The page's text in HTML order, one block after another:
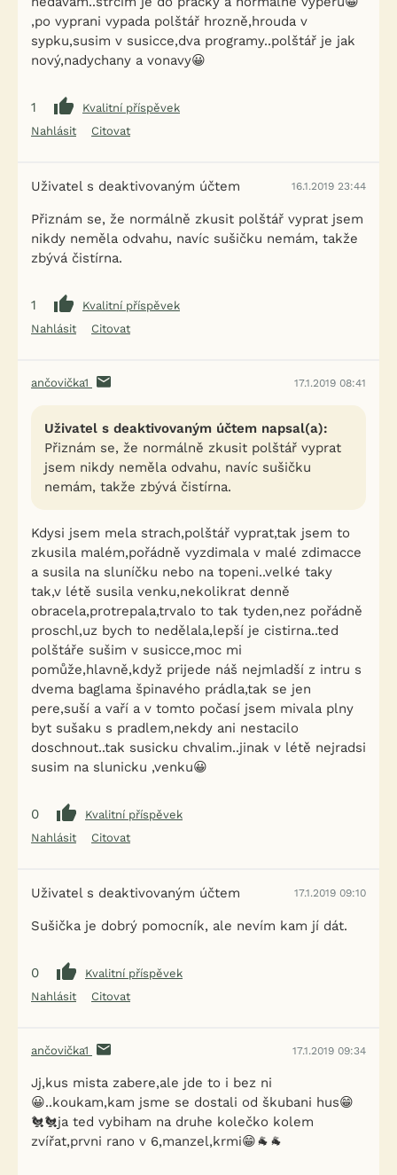
,po vyprani vypada polštář hrozně,hrouda v
sypku,susim v susicce,dva programy..polštář je jak
nový,nadychany a vonavy😀
1
Kvalitní příspěvek
Nahlásit
Citovat
Uživatel s deaktivovaným účtem 16.1.2019 23:44
Přiznám se, že normálně zkusit polštář vyprat jsem
nikdy neměla odvahu, navíc sušičku nemám, takže
zbývá čistírna.
1
Kvalitní příspěvek
Nahlásit
Citovat
ančovička1 17.1.2019 08:41
Uživatel s deaktivovaným účtem napsal(a):
Přiznám se, že normálně zkusit polštář vyprat
jsem nikdy neměla odvahu, navíc sušičku
nemám, takže zbývá čistírna.
Kdysi jsem mela strach,polštář vyprat,tak jsem to
zkusila malém,pořádně vyzdimala v malé zdimacce
a susila na sluníčku nebo na topeni..velké taky
tak,v létě susila venku,nekolikrat denně
obracela,protrepala,trvalo to tak tyden,nez pořádně
proschl,uz bych to nedělala,lepší je cistirna..ted
polštáře sušim v susicce,moc mi
pomůže,hlavně,když prijede náš nejmladší z intru s
dvema baglama špinavého prádla,tak se jen
pere,suší a vaří a v tomto počasí jsem mivala plny
byt sušaku s pradlem,nekdy ani nestacilo
doschnout..tak susicku chvalim..jinak v létě nejradsi
susim na slunicku ,venku😀
0
Kvalitní příspěvek
Nahlásit
Citovat
Uživatel s deaktivovaným účtem 17.1.2019 09:10
Sušička je dobrý pomocník, ale nevím kam jí dát.
0
Kvalitní příspěvek
Nahlásit
Citovat
ančovička1 17.1.2019 09:34
Jj,kus mista zabere,ale jde to i bez ni
😀..koukam,kam jsme se dostali od škubani hus😁
🐔🐔ja ted vybiham na druhe kolečko kolem
zvířat,prvni rano v 6,manzel,krmi😁🐐🐐